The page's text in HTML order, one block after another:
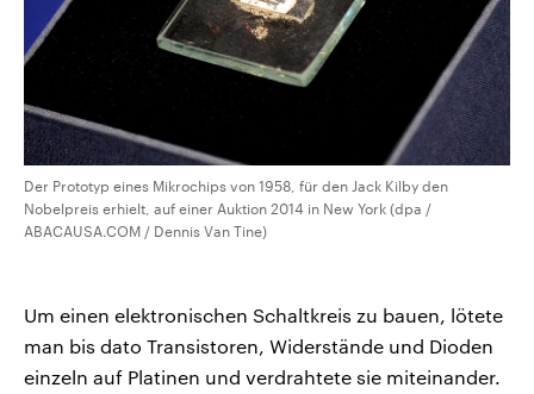
Der Prototyp eines Mikrochips von 1958, für den Jack Kilby den
Nobelpreis erhielt, auf einer Auktion 2014 in New York (dpa /
ABACAUSA.COM / Dennis Van Tine)
Um einen elektronischen Schaltkreis zu bauen, lötete
man bis dato Transistoren, Widerstände und Dioden
einzeln auf Platinen und verdrahtete sie miteinander.